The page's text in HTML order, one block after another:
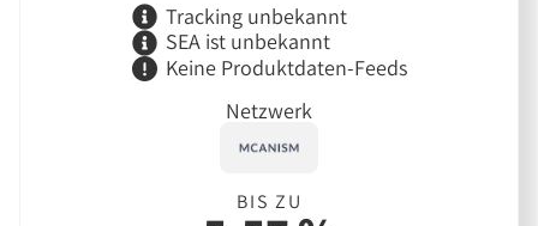
Tracking unbekannt
SEA ist unbekannt
Keine Produktdaten-Feeds
Netzwerk
BIS ZU